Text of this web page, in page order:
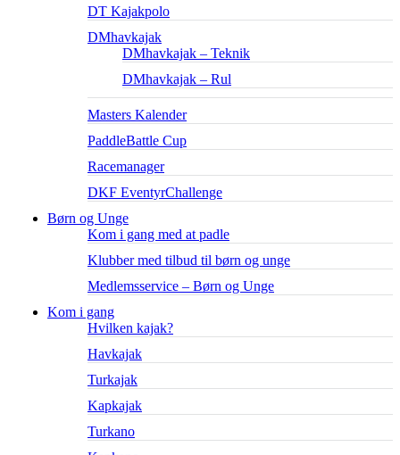
DT Kajakpolo
DMhavkajak
DMhavkajak – Teknik
DMhavkajak – Rul
Masters Kalender
PaddleBattle Cup
Racemanager
DKF EventyrChallenge
Børn og Unge
Kom i gang med at padle
Klubber med tilbud til børn og unge
Medlemsservice – Børn og Unge
Kom i gang
Hvilken kajak?
Havkajak
Turkajak
Kapkajak
Turkano